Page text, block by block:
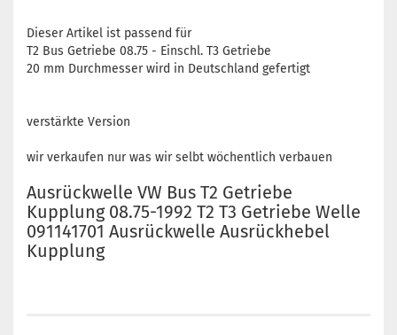
Dieser Artikel ist passend für
T2 Bus Getriebe 08.75 - Einschl. T3 Getriebe
20 mm Durchmesser wird in Deutschland gefertigt
verstärkte Version
wir verkaufen nur was wir selbt wöchentlich verbauen
Ausrückwelle VW Bus T2 Getriebe
Kupplung 08.75-1992 T2 T3 Getriebe Welle
091141701 Ausrückwelle Ausrückhebel
Kupplung